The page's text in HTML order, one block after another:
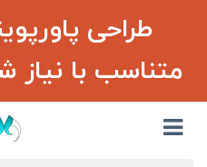
طراحی
متناسب با نیاز